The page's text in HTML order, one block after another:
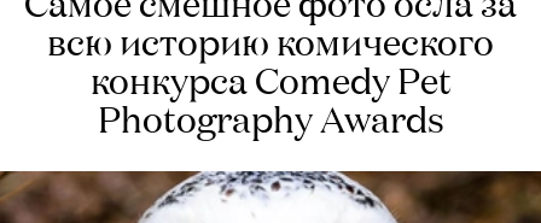
Самое смешное фото осла за
всю историю комического
конкурса Comedy Pet
Photography Awards